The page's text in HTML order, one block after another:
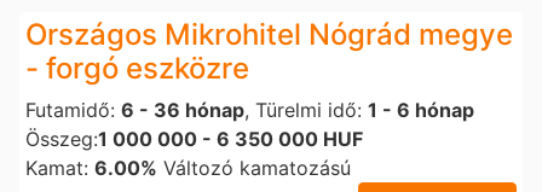
Országos Mikrohitel Nógrád megye
- forgó eszközre
Futamidő: 6 - 36 hónap, Türelmi idő: 1 - 6 hónap
Összeg:1 000 000 - 6 350 000 HUF
Kamat: 6.00% Változó kamatozású